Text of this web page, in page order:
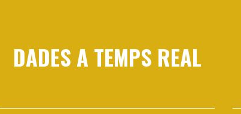
DADES A TEMPS REAL